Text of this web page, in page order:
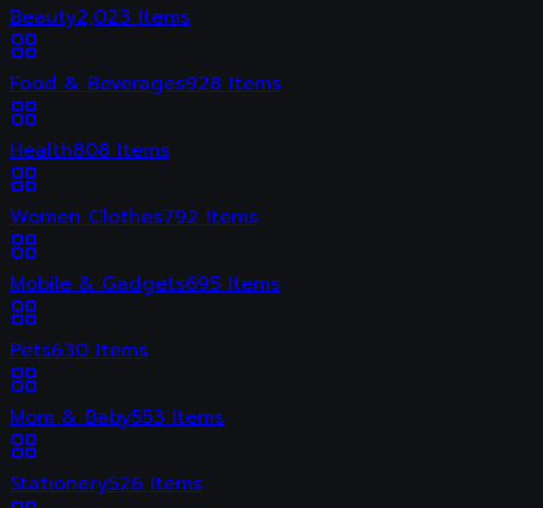
Beauty2,023Items
Food & Beverages928Items
Health808Items
Women Clothes792Items
Mobile & Gadgets695Items
Pets630Items
Mom & Baby553Items
Stationery526Items